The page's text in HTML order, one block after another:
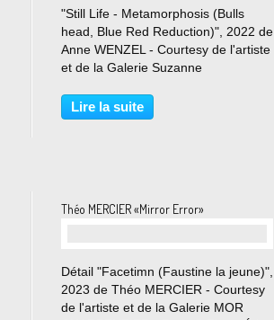
"Still Life - Metamorphosis (Bulls
head, Blue Red Reduction)", 2022 de
Anne WENZEL - Courtesy de l'artiste
et de la Galerie Suzanne
Simon Du 2 Septembre au 7 octobre
2023 Pour sa quatrième exposition à
Lire la suite
Théo MERCIER «Mirror Error»
Détail "Facetimn (Faustine la jeune)",
2023 de Théo MERCIER - Courtesy
de l'artiste et de la Galerie MOR